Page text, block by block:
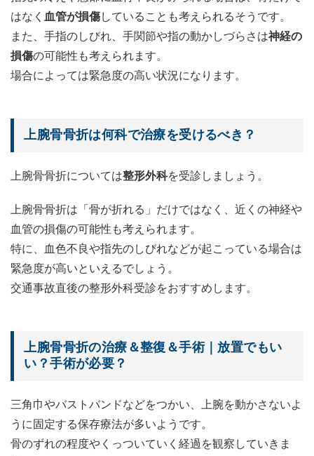
はなく 血管が損傷していることも考えられるそうです。
また、手指のしびれ、手関節や指の動かしづらさは神経の
損傷の可能性も考えられます。
場合によっては緊急度の高い状況になります。
上腕骨骨折は何科で治療を受けるべき？
上腕骨骨折については整形外科を受診しましょう。
上腕骨骨折は「骨が折れる」だけではなく、近くの神経や
血管の損傷の可能性も考えられます。
特に、血色不良や指先のしびれなどが起こっている場合は
緊急度が高いといえるでしょう。
交通事故直後の整形外科受診をおすすめします。
上腕骨骨折の治療＆整復＆手術｜放置でもい
い？手術が必要？
三角巾やバストバンドなどをつかい、上腕を動かさないよ
うに固定する保存療法が多いようです。
骨のずれの程度やくっついていく経過を観察していきま